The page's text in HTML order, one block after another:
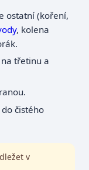
ostatní (koření,
, kolena
na třetinu a
do čistého
v